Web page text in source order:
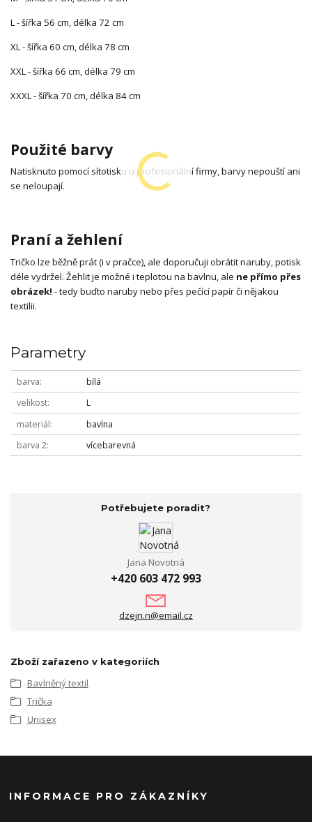
L - šířka 56 cm, délka 72 cm
XL - šířka 60 cm, délka 78 cm
XXL - šířka 66 cm, délka 79 cm
XXXL - šířka 70 cm, délka 84 cm
Použité barvy
Natisknuto pomocí sítotisku u profesionální firmy, barvy nepouští ani
se neloupají.
Praní a žehlení
Tričko lze běžně prát (i v pračce), ale doporučuji obrátit naruby, potisk
déle vydržel. Žehlit je možné i teplotou na bavlnu, ale ne přímo přes
obrázek! - tedy buďto naruby nebo přes pečící papír či nějakou
textilii.
Parametry
barva
bílá
velikost
L
materiál
bavlna
barva 2
vícebarevná
Potřebujete poradit?
Jana Novotná
+420 603 472 993
dzejn.n@email.cz
Zboží zařazeno v kategoriích
Bavlněný textil
Trička
Unisex
INFORMACE PRO ZÁKAZNÍKY